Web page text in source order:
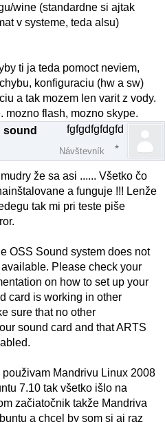
wine (standardne si ajtak
v systeme, teda alsu)
ti ja teda pomoct neviem,
konfiguraciu (hw a sw)
a tak mozem len varit z vody.
mozno flash, mozno skype.
sound
fgfgdfgfdgfd
Návštevník
že sa asi ...... Všetko čo
a funguje !!! Lenže
tak mi pri teste piše
OSS Sound system does not
Please check your
on how to set up your
card is working in other
sure that no other
sound card and that ARTS
Mandrivu Linux 2008
7.10 tak všetko išlo na
začiatočnik takže Mandriva
a chcel by som si aj raz